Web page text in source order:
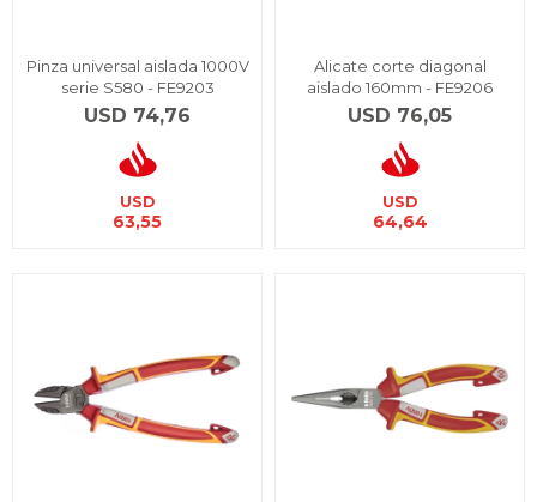
Pinza universal aislada 1000V
serie S580 - FE9203
USD 74,76
USD
63,55
Alicate corte diagonal
aislado 160mm - FE9206
USD 76,05
USD
64,64